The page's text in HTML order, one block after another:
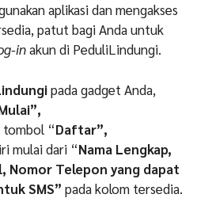
aplikasi dan mengakses
patut bagi Anda untuk
inakun di PeduliLindungi.
pada gadget Anda,
tombol “Daftar”,
mulai dari “Nama Lengkap,
Nomor Telepon yang dapat
SMS” pada kolom tersedia.